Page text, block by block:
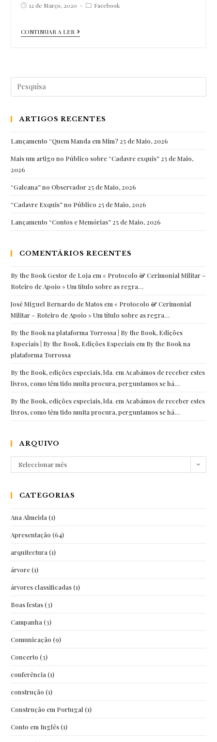
Post12 de Março, 2020
PostFacebook
CONTINUAR A LER
Um
Belém:
edição
deu
satisfação
em
Pesquisar
ARTIGOS RECENTES
Lançamento “Quem Manda em Mim? 25 de Maio, 2026
Mais um artigo no Público sobre “Cadavre exquis” 25 de Maio,
2026
“Galeana” no Observador 25 de Maio, 2026
“Cadavre Exquis” no Público 25 de Maio, 2026
Lançamento “Contos e Memórias” 25 de Maio, 2026
COMENTÁRIOS RECENTES
By the Book Gestor de Loja em« Protocolo & Cerimonial Militar –
Roteiro de Apoio » Um título sobre as regra…
José Miguel Bernardo de Matos em« Protocolo & Cerimonial
Militar – Roteiro de Apoio » Um título sobre as regra…
By the Book na plataforma Torrossa | By the Book, Edições
Especiais | By the Book, Edições Especiais em By the Book na
plataforma Torrossa
By the Book, edições especiais, lda. em Acabámos de receber estes
livros, como têm tido muita procura, perguntamos se há…
By the Book, edições especiais, lda. em Acabámos de receber estes
livros, como têm tido muita procura, perguntamos se há…
ARQUIVO
Arquivo
Seleccionar mês
CATEGORIAS
Ana Almeida (1)
Apresentação (64)
arquitectura (1)
árvore (1)
árvores classificadas (1)
Boas festas (3)
Campanha (3)
Comunicação (9)
Concerto (3)
conferência (1)
construção (1)
Construção em Portugal (1)
Conto em Inglês (1)